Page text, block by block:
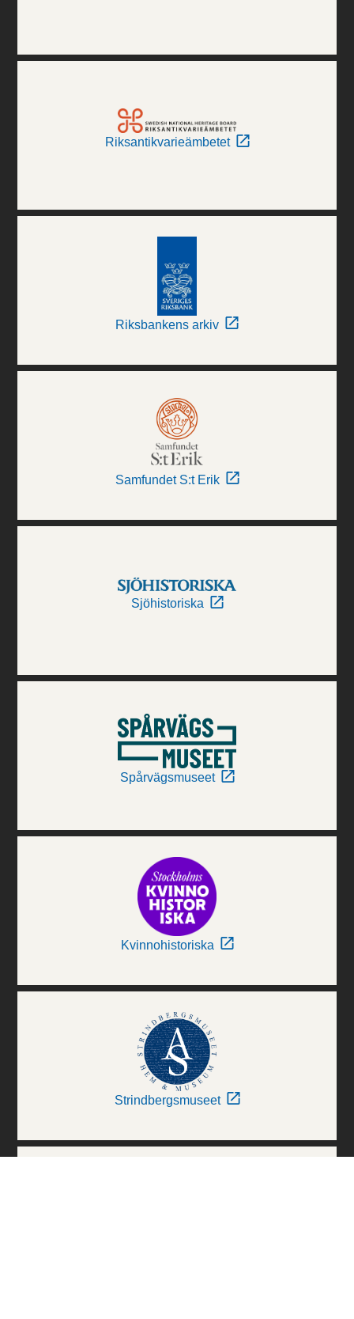
Riksantikvarieämbetet
Riksbankens arkiv
Samfundet S:t Erik
Sjöhistoriska
Spårvägsmuseet
Kvinnohistoriska
Strindbergsmuseet